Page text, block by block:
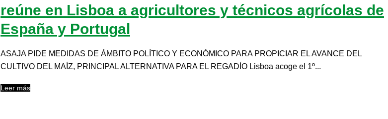
reúne en Lisboa a agricultores y técnicos agrícolas de
España y Portugal
ASAJA PIDE MEDIDAS DE ÁMBITO POLÍTICO Y ECONÓMICO PARA PROPICIAR EL AVANCE DEL
CULTIVO DEL MAÍZ, PRINCIPAL ALTERNATIVA PARA EL REGADÍO Lisboa acoge el 1º...
Leer más